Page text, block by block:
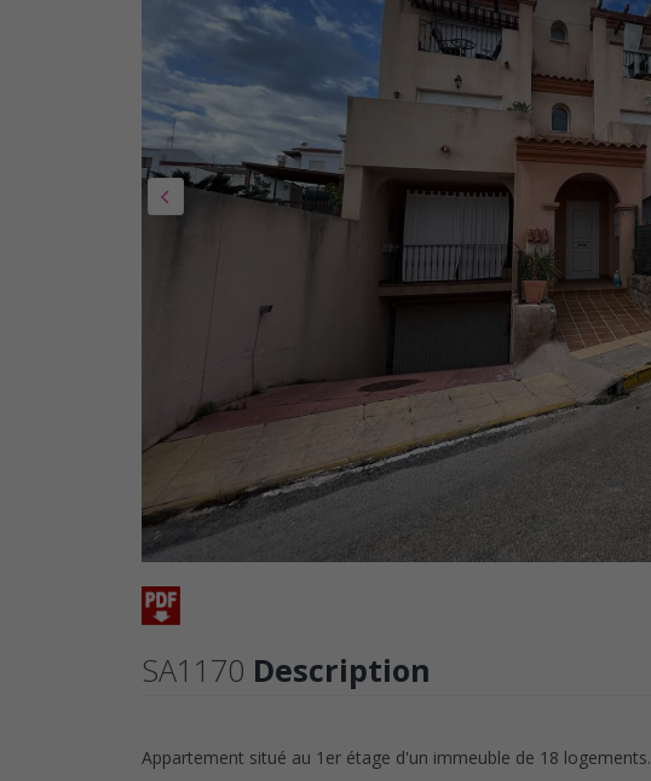
SA1170 Description
Appartement situé au 1er étage d'un immeuble de 18 logements.